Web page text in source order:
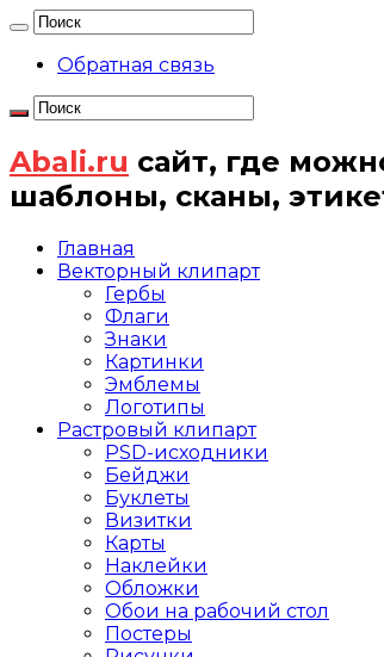
Обратная связь
Abali.ru сайт, где
шаблоны, сканы,
Главная
Векторный клипарт
Гербы
Флаги
Знаки
Картинки
Эмблемы
Логотипы
Растровый клипарт
PSD-исходники
Бейджи
Буклеты
Визитки
Карты
Наклейки
Обложки
Обои на рабочий стол
Постеры